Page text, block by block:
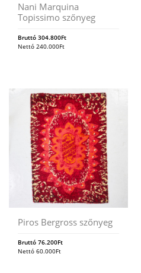
Nani Marquina
Topissimo szőnyeg
Bruttó 304.800Ft
Nettó 240.000Ft
Piros Bergross szőnyeg
Bruttó 76.200Ft
Nettó 60.000Ft